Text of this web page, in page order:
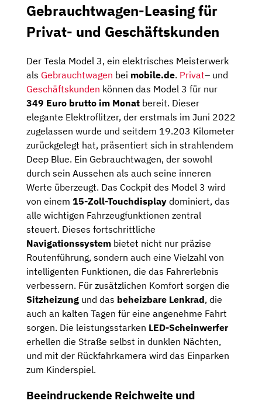
Gebrauchtwagen-Leasing für
Privat- und Geschäftskunden
Der Tesla Model 3, ein elektrisches Meisterwerk
als Gebrauchtwagen bei mobile.de. Privat– und
Geschäftskunden können das Model 3 für nur
349 Euro brutto im Monat bereit. Dieser
elegante Elektroflitzer, der erstmals im Juni 2022
zugelassen wurde und seitdem 19.203 Kilometer
zurückgelegt hat, präsentiert sich in strahlendem
Deep Blue. Ein Gebrauchtwagen, der sowohl
durch sein Aussehen als auch seine inneren
Werte überzeugt. Das Cockpit des Model 3 wird
von einem 15-Zoll-Touchdisplay dominiert, das
alle wichtigen Fahrzeugfunktionen zentral
steuert. Dieses fortschrittliche
Navigationssystem bietet nicht nur präzise
Routenführung, sondern auch eine Vielzahl von
intelligenten Funktionen, die das Fahrerlebnis
verbessern. Für zusätzlichen Komfort sorgen die
Sitzheizung und das beheizbare Lenkrad, die
auch an kalten Tagen für eine angenehme Fahrt
sorgen. Die leistungsstarken LED-Scheinwerfer
erhellen die Straße selbst in dunklen Nächten,
und mit der Rückfahrkamera wird das Einparken
zum Kinderspiel.
Beeindruckende Reichweite und